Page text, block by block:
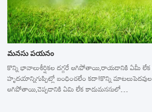
మనసు పయనం
కొన్ని భావాలుశీర్షికల దగ్గరే ఆగిపోతాయి,రాయడానికి ఏమీ
హృదయాన్నిగుప్పిట్లో బంధించలేం కదా!కొన్ని మాటలుపెదవుల
ఆగిపోతాయి,చెప్పడానికి ఏమి లేక కాదుమనసులో…